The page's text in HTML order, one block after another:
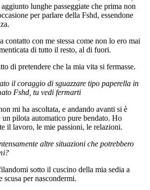
lunghe passeggiate che prima non
per parlare della Fshd, essendone
contatto con me stessa come non lo ero mai
di tutto il resto, al di fuori.
di pretendere che la mia vita si fermasse.
il coraggio di sguazzare tipo paperella in
Fshd, tu vedi fermarti
mi ha ascoltata, e andando avanti si è
pilota automatico pure bendato. Ho
il lavoro, le mie passioni, le relazioni.
altre situazioni che potrebbero
sotto il cuscino della mia sedia a
scusa per nascondermi.